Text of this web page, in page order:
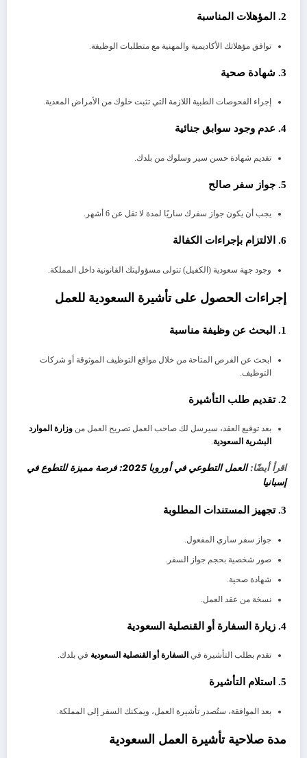
2. المؤهلات المناسبة
توافق مؤهلاتك الأكاديمية والمهنية مع متطلبات الوظيفة.
3. شهادة صحية
إجراء الفحوصات الطبية اللازمة التي تثبت خلوك من الأمراض المعدية.
4. عدم وجود سوابق جنائية
تقديم شهادة حسن سير وسلوك من بلدك.
5. جواز سفر صالح
يجب أن يكون جواز سفرك ساريًا لمدة لا تقل عن 6 أشهر.
6. الالتزام بإجراءات الكفالة
وجود جهة سعودية (الكفيل) تتولى مسؤوليتك القانونية داخل المملكة.
إجراءات الحصول على تأشيرة السعودية للعمل
1. البحث عن وظيفة مناسبة
ابحث عن الفرص المتاحة من خلال مواقع التوظيف الموثوقة أو شركات
التوظيف.
2. تقديم طلب التأشيرة
بعد توقيع العقد، سيرسل لك صاحب العمل تصريح العمل من وزارة الموارد
البشرية السعودية.
اقرأ أيضًا:
العمل التطوعي في أوروبا 2025: فرصة مميزة للتطوع في
إسبانيا
3. تجهيز المستندات المطلوبة
جواز سفر ساري المفعول.
صور شخصية بحجم جواز السفر.
شهادة صحية.
نسخة من عقد العمل.
4. زيارة السفارة أو القنصلية السعودية
تقدم بطلب التأشيرة في السفارة أو القنصلية السعودية في بلدك.
5. استلام التأشيرة
بعد الموافقة، ستُصدر تأشيرة العمل، ويمكنك السفر إلى المملكة.
مدة صلاحية تأشيرة العمل السعودية